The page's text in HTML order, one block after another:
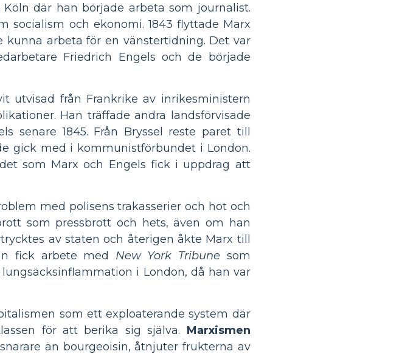
där han började arbeta som journalist.
socialism och ekonomi. 1843 flyttade Marx
arbeta för en vänstertidning. Det var
Friedrich Engels och de började
utvisad från Frankrike av inrikesministern
Han träffade andra landsförvisade
senare 1845. Från Bryssel reste paret till
gick med i kommunistförbundet i London.
som Marx och Engels fick i uppdrag att
med polisens trakasserier och hot och
som pressbrott och hets, även om han
av staten och återigen åkte Marx till
fick arbete med New York Tribune som
i London, då han var
som ett exploaterande system där
för att berika sig själva. Marxismen
än bourgeoisin, åtnjuter frukterna av